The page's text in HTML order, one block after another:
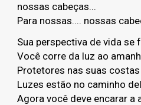
nossas cabeças...
Para nossas.... nossas
Sua perspectiva de vida se
Você corre da luz ao
Protetores nas suas costas
Luzes estão no caminho
Agora você deve encarar a